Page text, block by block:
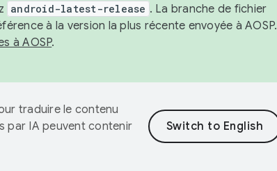
android-latest-release . La branche de fichier
à la version la plus récente envoyée à AOSP.
à AOSP.
traduire le contenu
par IA peuvent contenir